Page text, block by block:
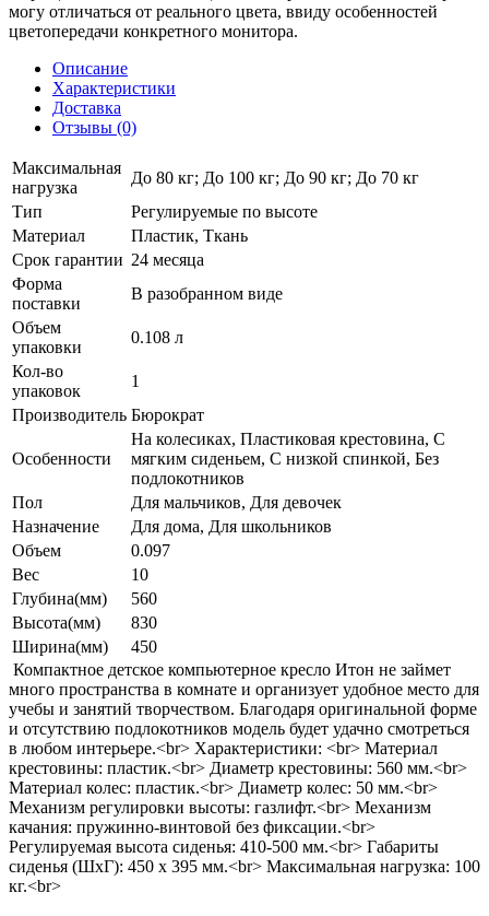
могу отличаться от реального цвета, ввиду особенностей
цветопередачи конкретного монитора.
Описание
Характеристики
Доставка
Отзывы (0)
Максимальная
нагрузка
До 80 кг; До 100 кг; До 90 кг; До 70 кг
Тип
Регулируемые по высоте
Материал
Пластик, Ткань
Срок гарантии 24 месяца
Форма
поставки
В разобранном виде
Объем
упаковки
0.108 л
Кол-во
упаковок
1
Производитель Бюрократ
Особенности
На колесиках, Пластиковая крестовина, С
мягким сиденьем, С низкой спинкой, Без
подлокотников
Пол
Для мальчиков, Для девочек
Назначение
Для дома, Для школьников
Объем
0.097
Вес
10
Глубина(мм)
560
Высота(мм)
830
Ширина(мм)
450
Компактное детское компьютерное кресло Итон не займет
много пространства в комнате и организует удобное место для
учебы и занятий творчеством. Благодаря оригинальной форме
и отсутствию подлокотников модель будет удачно смотреться
в любом интерьере.<br> Характеристики: <br> Материал
крестовины: пластик.<br> Диаметр крестовины: 560 мм.<br>
Материал колес: пластик.<br> Диаметр колес: 50 мм.<br>
Механизм регулировки высоты: газлифт.<br> Механизм
качания: пружинно-винтовой без фиксации.<br>
Регулируемая высота сиденья: 410-500 мм.<br> Габариты
сиденья (ШхГ): 450 х 395 мм.<br> Максимальная нагрузка: 100
кг.<br>